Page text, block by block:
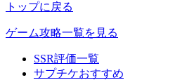
トップに戻る
ゲーム攻略一覧を見る
SSR評価一覧
サプチケおすすめ